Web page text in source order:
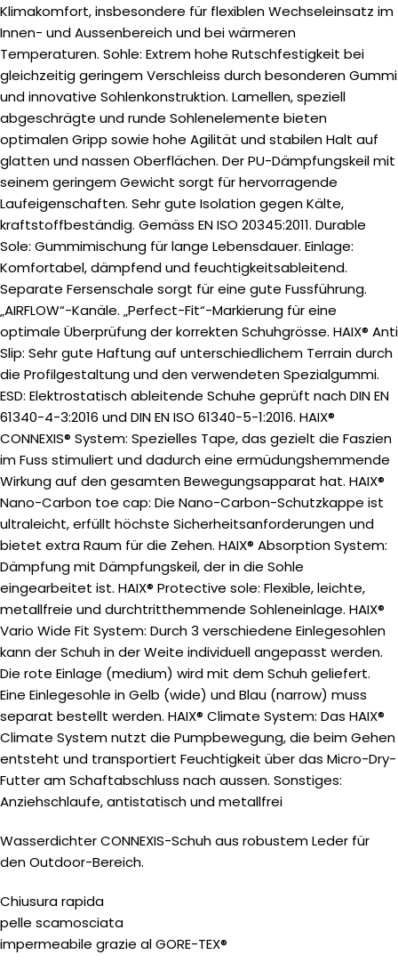
Klimakomfort, insbesondere für flexiblen Wechseleinsatz im
Innen- und Aussenbereich und bei wärmeren
Temperaturen. Sohle: Extrem hohe Rutschfestigkeit bei
gleichzeitig geringem Verschleiss durch besonderen Gummi
und innovative Sohlenkonstruktion. Lamellen, speziell
abgeschrägte und runde Sohlenelemente bieten
optimalen Gripp sowie hohe Agilität und stabilen Halt auf
glatten und nassen Oberflächen. Der PU-Dämpfungskeil mit
seinem geringem Gewicht sorgt für hervorragende
Laufeigenschaften. Sehr gute Isolation gegen Kälte,
kraftstoffbeständig. Gemäss EN ISO 20345:2011. Durable
Sole: Gummimischung für lange Lebensdauer. Einlage:
Komfortabel, dämpfend und feuchtigkeitsableitend.
Separate Fersenschale sorgt für eine gute Fussführung.
„AIRFLOW“-Kanäle. „Perfect-Fit“-Markierung für eine
optimale Überprüfung der korrekten Schuhgrösse. HAIX® Anti
Slip: Sehr gute Haftung auf unterschiedlichem Terrain durch
die Profilgestaltung und den verwendeten Spezialgummi.
ESD: Elektrostatisch ableitende Schuhe geprüft nach DIN EN
61340-4-3:2016 und DIN EN ISO 61340-5-1:2016. HAIX®
CONNEXIS® System: Spezielles Tape, das gezielt die Faszien
im Fuss stimuliert und dadurch eine ermüdungshemmende
Wirkung auf den gesamten Bewegungsapparat hat. HAIX®
Nano-Carbon toe cap: Die Nano-Carbon-Schutzkappe ist
ultraleicht, erfüllt höchste Sicherheitsanforderungen und
bietet extra Raum für die Zehen. HAIX® Absorption System:
Dämpfung mit Dämpfungskeil, der in die Sohle
eingearbeitet ist. HAIX® Protective sole: Flexible, leichte,
metallfreie und durchtritthemmende Sohleneinlage. HAIX®
Vario Wide Fit System: Durch 3 verschiedene Einlegesohlen
kann der Schuh in der Weite individuell angepasst werden.
Die rote Einlage (medium) wird mit dem Schuh geliefert.
Eine Einlegesohle in Gelb (wide) und Blau (narrow) muss
separat bestellt werden. HAIX® Climate System: Das HAIX®
Climate System nutzt die Pumpbewegung, die beim Gehen
entsteht und transportiert Feuchtigkeit über das Micro-Dry-
Futter am Schaftabschluss nach aussen. Sonstiges:
Anziehschlaufe, antistatisch und metallfrei
Wasserdichter CONNEXIS-Schuh aus robustem Leder für
den Outdoor-Bereich.
Chiusura rapida
pelle scamosciata
impermeabile grazie al GORE-TEX®